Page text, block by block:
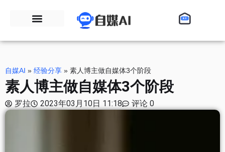
自媒AI » 经验分享 » 素人博主做自媒体3个阶段
素人博主做自媒体3个阶段
罗拉 2023年03月10日 11:18 评论 0